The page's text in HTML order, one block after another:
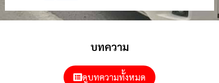
บทความ
ดูบทความทั้งหมด